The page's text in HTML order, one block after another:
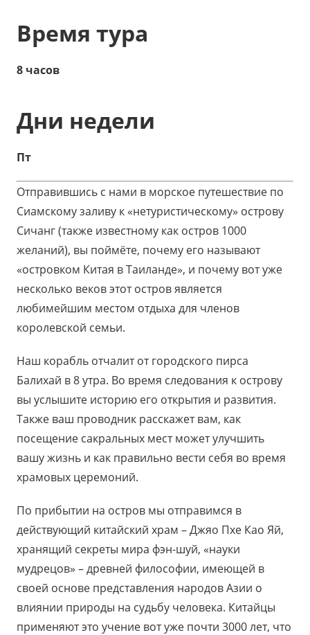
Время тура
8 часов
Дни недели
Пт
Отправившись с нами в морское путешествие по
Сиамскому заливу к «нетуристическому» острову
Сичанг (также известному как остров 1000
желаний), вы поймёте, почему его называют
«островком Китая в Таиланде», и почему вот уже
несколько веков этот остров является
любимейшим местом отдыха для членов
королевской семьи.
Наш корабль отчалит от городского пирса
Балихай в 8 утра. Во время следования к острову
вы услышите историю его открытия и развития.
Также ваш проводник расскажет вам, как
посещение сакральных мест может улучшить
вашу жизнь и как правильно вести себя во время
храмовых церемоний.
По прибытии на остров мы отправимся в
действующий китайский храм – Джяо Пхе Као Яй,
хранящий секреты мира фэн-шуй, «науки
мудрецов» – древней философии, имеющей в
своей основе представления народов Азии о
влиянии природы на судьбу человека. Китайцы
применяют это учение вот уже почти 3000 лет, что